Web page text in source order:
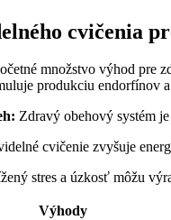
cvičenia
množstvo výhod
produkciu endorfínov
Zdravý obehový systém
cvičenie zvyšuje
stres a úzkosť môžu
Výhody